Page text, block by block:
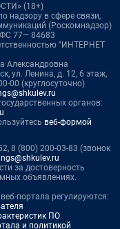
(18+)
надзору в сфере связи,
(Роскомнадзор)
77— 84683
"ИНТЕРНЕТ
Александровна
ул. Ленина, д. 12, 6 этаж,
00 (круглосуточно)
органов:
веб-формой
8 (800) 200-03-83 (звонок
за достоверность
объявлениях.
портала регулируются:
ПО
и политикой